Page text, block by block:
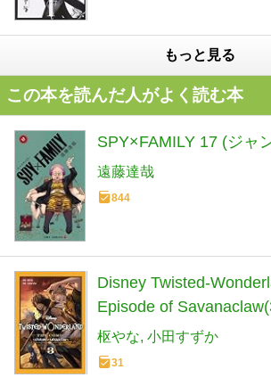
もっと見る
この本を読んだ人がよく読む本
SPY×FAMILY 17 (ジャ
遠藤達哉
844
Disney Twisted-
Episode of
タジーコミックス)
枢やな 小田すずか
31